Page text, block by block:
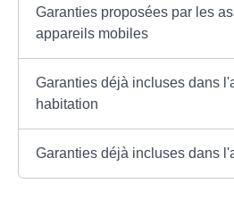
Garanties proposées par les
appareils mobiles
Garanties déjà incluses dans
habitation
Garanties déjà incluses dans